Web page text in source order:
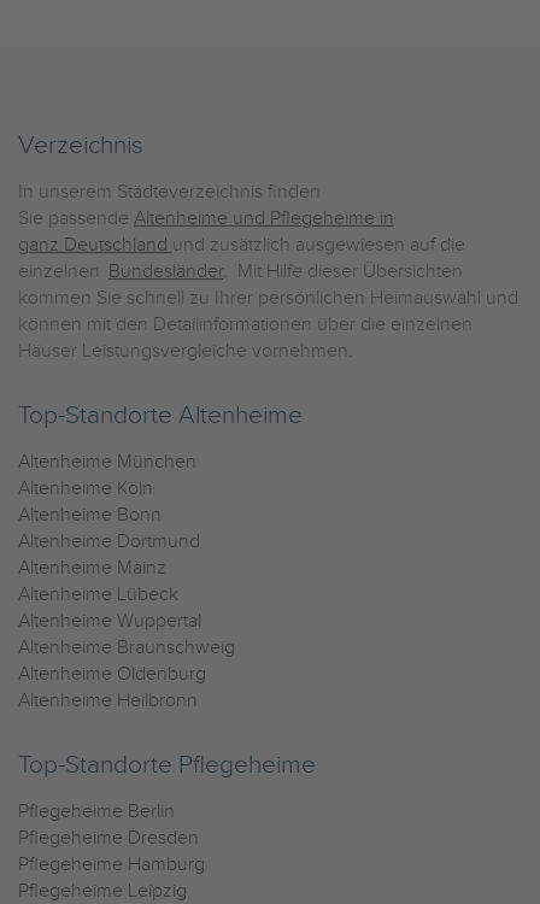
Verzeichnis
In unserem Städteverzeichnis finden
Sie passende Altenheime und Pflegeheime in
ganz Deutschland und zusätzlich ausgewiesen auf die
einzelnen Bundesländer. Mit Hilfe dieser Übersichten
kommen Sie schnell zu Ihrer persönlichen Heimauswahl und
können mit den Detailinformationen über die einzelnen
Häuser Leistungsvergleiche vornehmen.
Top-Standorte Altenheime
Altenheime München
Altenheime Köln
Altenheime Bonn
Altenheime Dortmund
Altenheime Mainz
Altenheime Lübeck
Altenheime Wuppertal
Altenheime Braunschweig
Altenheime Oldenburg
Altenheime Heilbronn
Top-Standorte Pflegeheime
Pflegeheime Berlin
Pflegeheime Dresden
Pflegeheime Hamburg
Pflegeheime Leipzig